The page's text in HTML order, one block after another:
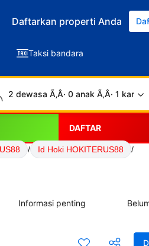
Daftarkan properti Anda
Taksi bandara
2 dewasa Ã‚Â· 0 anak Ã‚Â· 1 kamar
DAFTAR
/ Id Hoki HOKITERUS88
/
Informasi penting